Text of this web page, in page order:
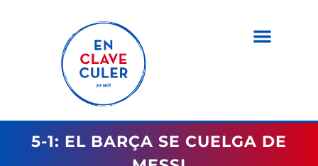
5-1: EL BARÇA SE CUELGA DE